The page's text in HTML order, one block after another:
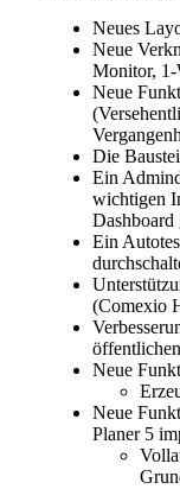
Neues
Neue
Monitor,
Neue
Die
Ein
wichtigen
Dashboard
Ein
(Comexio
Neue
Neue
Planer 5